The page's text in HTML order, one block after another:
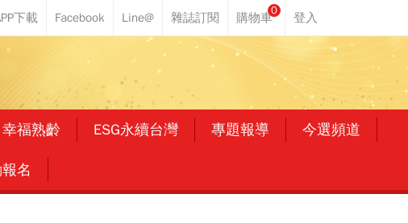
0
幸福熟齡 ESG永續台灣 專題報導 今選頻道
名